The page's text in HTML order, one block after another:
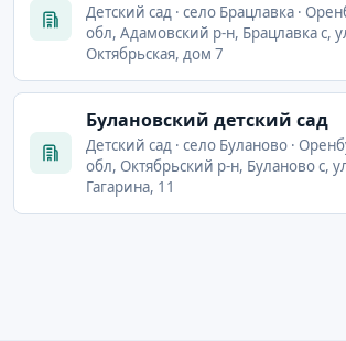
Детский сад · село Брацлавка ·
обл, Адамовский р-н, Брацлавка с,
Октябрьская, дом 7
Булановский детский сад
Детский сад · село Буланово ·
обл, Октябрьский р-н, Буланово с,
Гагарина, 11